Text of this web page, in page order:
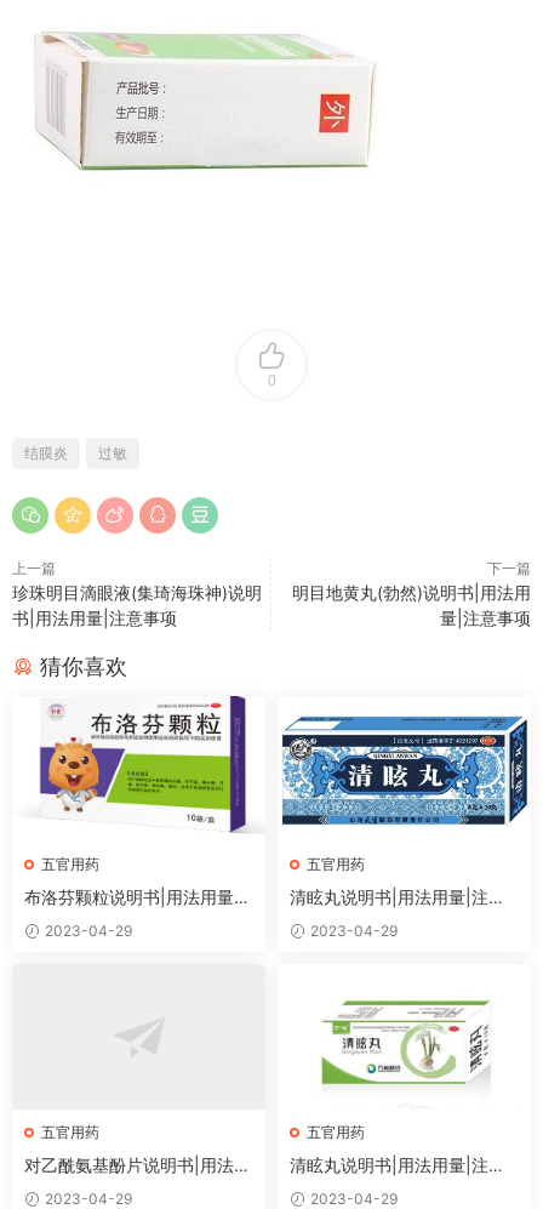
0
结膜炎 过敏
上一篇
珍珠明目滴眼液(集琦海珠神)说明
书|用法用量|注意事项
下一篇
明目地黄丸(勃然)说明书|用法用
量|注意事项
猜你喜欢
五官用药
布洛芬颗粒说明书|用法用量|
注意事项
2023-04-29
五官用药
清眩丸说明书|用法用量|注意
事项2023-04-29
五官用药
对乙酰氨基酚片说明书|用法用
量|注意事项
2023-04-29
五官用药
清眩丸说明书|用法用量|注意
事项2023-04-29